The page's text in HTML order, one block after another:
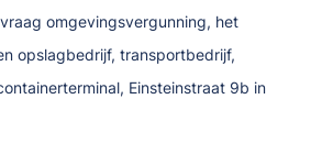
omgevingsvergunning, het
opslagbedrijf, transportbedrijf,
Einsteinstraat 9b in